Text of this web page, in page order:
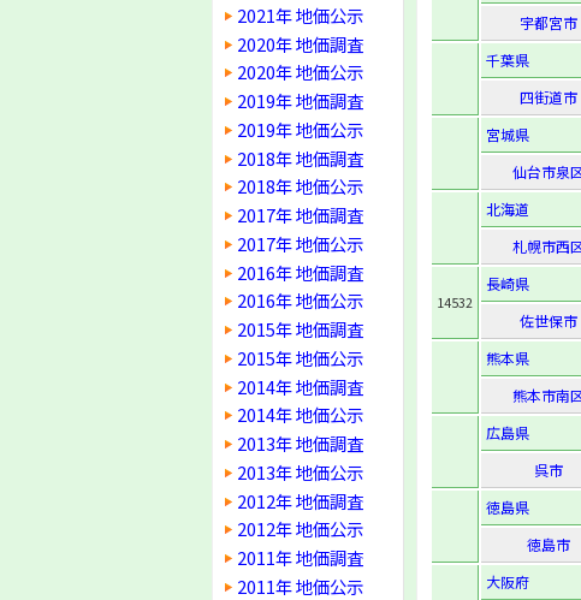
2021年 地価公示
2020年 地価調査
2020年 地価公示
2019年 地価調査
2019年 地価公示
2018年 地価調査
2018年 地価公示
2017年 地価調査
2017年 地価公示
2016年 地価調査
2016年 地価公示
2015年 地価調査
2015年 地価公示
2014年 地価調査
2014年 地価公示
2013年 地価調査
2013年 地価公示
2012年 地価調査
2012年 地価公示
2011年 地価調査
2011年 地価公示
宇都宮市
千葉県
四街道市
宮城県
仙台市泉
北海道
札幌市西
14532
長崎県
佐世保市
熊本県
熊本市南
広島県
呉市
徳島県
徳島市
大阪府